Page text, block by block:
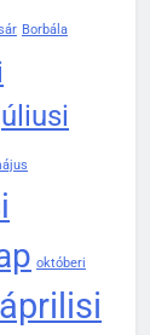
Borbála
októberi
áprilisi